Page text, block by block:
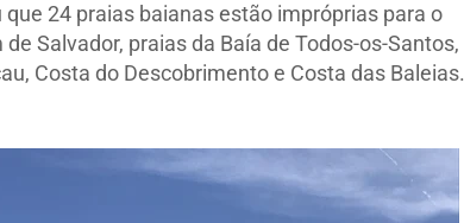
24 praias baianas estão impróprias para o
Salvador, praias da Baía de Todos-os-Santos,
Costa do Descobrimento e Costa das Baleias.